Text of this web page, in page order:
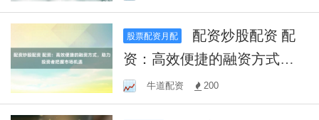
股票配资月配
资：高效便捷的融资方式，
助力投资者把握市场机遇
牛道配资 200